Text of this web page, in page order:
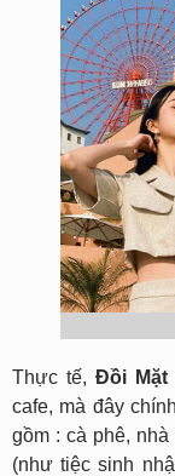
Thực tế,Đồi Mặt
cafe, mà đây
gồm : cà phê, nhà
(như tiệc sinh